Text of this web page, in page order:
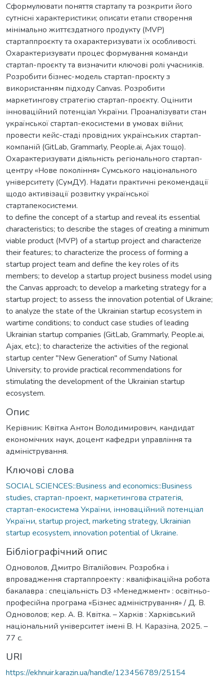
Cформулювати поняття стартапу та розкрити його
сутнісні характеристики; описати етапи створення
мінімально життєздатного продукту (MVP)
стартаппроєкту та охарактеризувати їх особливості.
Охарактеризувати процес формування команди
стартап-проєкту та визначити ключові ролі учасників.
Розробити бізнес-модель стартап-проєкту з
використанням підходу Canvas. Розробити
маркетингову стратегію стартап-проєкту. Оцінити
інноваційний потенціал України. Проаналізувати стан
української стартап-екосистеми в умовах війни;
провести кейс-стаді провідних українських стартап-
компаній (GitLab, Grammarly, People.ai, Ajax тощо).
Охарактеризувати діяльність регіонального стартап-
центру «Нове покоління» Сумського національного
університету (СумДУ). Надати практичні рекомендації
щодо активізації розвитку української
стартапекосистеми.
to define the concept of a startup and reveal its essential
characteristics; to describe the stages of creating a minimum
viable product (MVP) of a startup project and characterize
their features; to characterize the process of forming a
startup project team and define the key roles of its
members; to develop a startup project business model using
the Canvas approach; to develop a marketing strategy for a
startup project; to assess the innovation potential of Ukraine;
to analyze the state of the Ukrainian startup ecosystem in
wartime conditions; to conduct case studies of leading
Ukrainian startup companies (GitLab, Grammarly, People.ai,
Ajax, etc.); to characterize the activities of the regional
startup center "New Generation" of Sumy National
University; to provide practical recommendations for
stimulating the development of the Ukrainian startup
ecosystem.
Опис
Керівник: Квітка Антон Володимирович, кандидат
економічних наук, доцент кафедри управління та
адміністрування.
Ключові слова
SOCIAL SCIENCES::Business and economics::Business
studies, стартап-проект, маркетингова стратегія,
стартап-екосистема України, інноваційний потенціал
України, startup project, marketing strategy, Ukrainian
startup ecosystem, innovation potential of Ukraine.
Бібліографічний опис
Одноволов, Дмитро Віталійович. Розробка і
впровадження стартаппроекту : кваліфікаційна робота
бакалавра : спеціальність D3 «Менеджмент» : освітньо-
професійна програма «Бізнес адміністрування» / Д. В.
Одноволов; кер. А. В. Квітка. – Харків : Харківський
національний університет імені В. Н. Каразіна, 2025. –
77 с.
URI
https://ekhnuir.karazin.ua/handle/123456789/25154